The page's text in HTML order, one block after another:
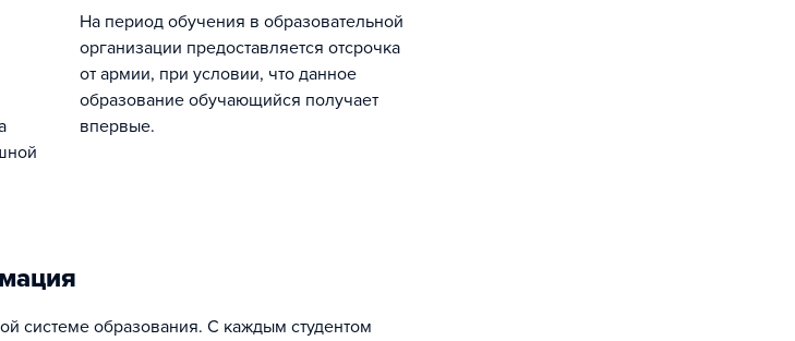
На период обучения в образовательной
организации предоставляется отсрочка
от армии, при условии, что данное
образование обучающийся получает
впервые.
системе образования. С каждым студентом